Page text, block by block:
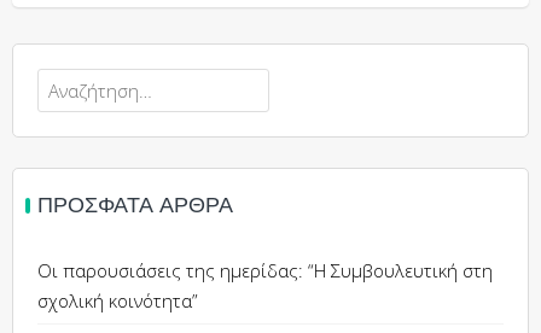
Αναζήτηση
για:
ΠΡΌΣΦΑΤΑ ΆΡΘΡΑ
Οι παρουσιάσεις της ημερίδας: “Η Συμβουλευτική στη
σχολική κοινότητα”